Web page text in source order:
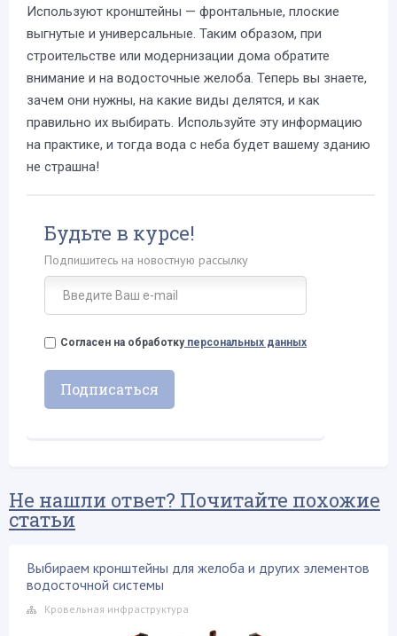
Используют кронштейны — фронтальные, плоские
выгнутые и универсальные. Таким образом, при
строительстве или модернизации дома обратите
внимание и на водосточные желоба. Теперь вы знаете,
зачем они нужны, на какие виды делятся, и как
правильно их выбирать. Используйте эту информацию
на практике, и тогда вода с неба будет вашему зданию
не страшна!
Будьте в курсе!
Подпишитесь на новостную рассылку
Согласен на обработкуперсональных данных
Не нашли ответ? Почитайте похожие
статьи
Выбираем кронштейны для желоба и других элементов
водосточной системы
Кровельная инфраструктура